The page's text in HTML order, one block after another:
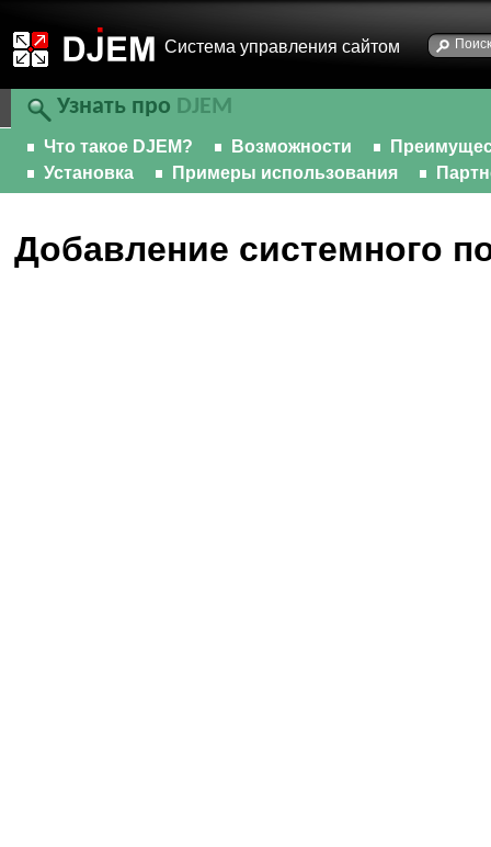
Cистема управления сайтом
Узнать про DJEM
Что такое DJEM? Возможности
Установка
Примеры использования
Добавление системного